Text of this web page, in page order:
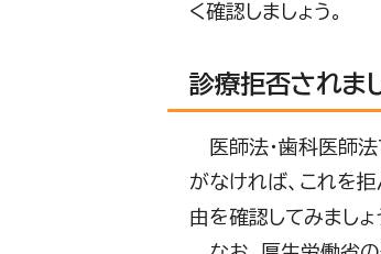
く確認しましょう。
診療拒否されま
医師法・歯科医師法
がなければ、これを
由を確認してみましょ